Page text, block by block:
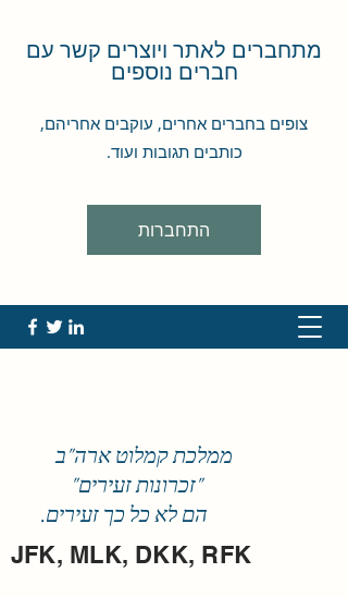
ממלכת קמלוט ארה"ב
"זכרונות זעירים"
הם לא כל כך זעירים.
JFK, MLK, DKK, RFK
מתחברים לאתר ויוצרים קשר עם
חברים נוספים
צופים בחברים אחרים, עוקבים אחריהם,
כותבים תגובות ועוד.
התחברות